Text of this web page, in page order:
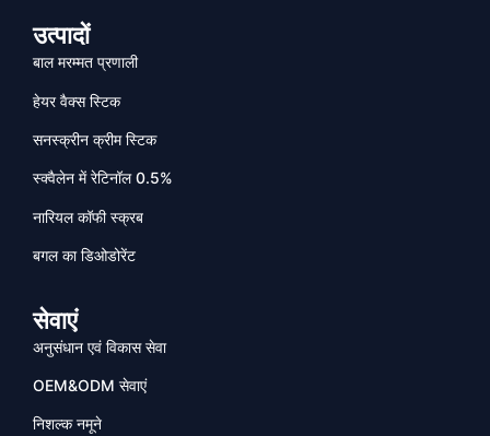
उत्पादों
बाल मरम्मत प्रणाली
हेयर वैक्स स्टिक
सनस्क्रीन क्रीम स्टिक
स्क्वैलेन में रेटिनॉल 0.5%
नारियल कॉफी स्क्रब
बगल का डिओडोरेंट
सेवाएं
अनुसंधान एवं विकास सेवा
OEM&ODM सेवाएं
निशल्क नमूने